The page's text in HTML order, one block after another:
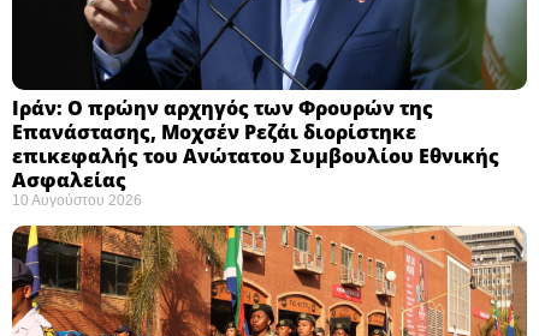
Ιράν: Ο πρώην αρχηγός των Φρουρών της
Επανάστασης, Μοχσέν Ρεζάι διορίστηκε
επικεφαλής του Ανώτατου Συμβουλίου Εθνικής
Ασφαλείας ​
10 Αυγούστου 2026